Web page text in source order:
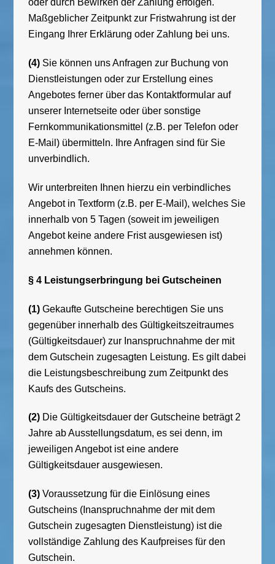
oder durch Bewirken der Zahlung erfolgen.
Maßgeblicher Zeitpunkt zur Fristwahrung ist der
Eingang Ihrer Erklärung oder Zahlung bei uns.
(4) Sie können uns Anfragen zur Buchung von
Dienstleistungen oder zur Erstellung eines
Angebotes ferner über das Kontaktformular auf
unserer Internetseite oder über sonstige
Fernkommunikationsmittel (z.B. per Telefon oder
E-Mail) übermitteln. Ihre Anfragen sind für Sie
unverbindlich.
Wir unterbreiten Ihnen hierzu ein verbindliches
Angebot in Textform (z.B. per E-Mail), welches Sie
innerhalb von 5 Tagen (soweit im jeweiligen
Angebot keine andere Frist ausgewiesen ist)
annehmen können.
§ 4 Leistungserbringung bei Gutscheinen
(1) Gekaufte Gutscheine berechtigen Sie uns
gegenüber innerhalb des Gültigkeitszeitraumes
(Gültigkeitsdauer) zur Inanspruchnahme der mit
dem Gutschein zugesagten Leistung. Es gilt dabei
die Leistungsbeschreibung zum Zeitpunkt des
Kaufs des Gutscheins.
(2) Die Gültigkeitsdauer der Gutscheine beträgt 2
Jahre ab Ausstellungsdatum, es sei denn, im
jeweiligen Angebot ist eine andere
Gültigkeitsdauer ausgewiesen.
(3) Voraussetzung für die Einlösung eines
Gutscheins (Inanspruchnahme der mit dem
Gutschein zugesagten Dienstleistung) ist die
vollständige Zahlung des Kaufpreises für den
Gutschein.